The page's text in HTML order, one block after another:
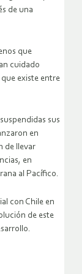
de una
que
cuidado
existe entre
sus
en
de llevar
en
al Pacífico.
con Chile en
de este